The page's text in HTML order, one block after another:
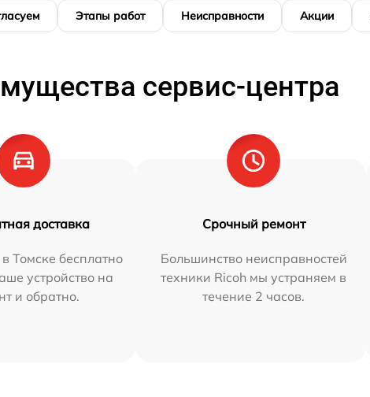
Этапы работ Неисправности Акции
сервис-центра
доставка
Томске бесплатно
устройство на
и обратно.
Срочный ремонт
Большинство неисправностей
техники Ricoh мы устраняем в
течение 2 часов.